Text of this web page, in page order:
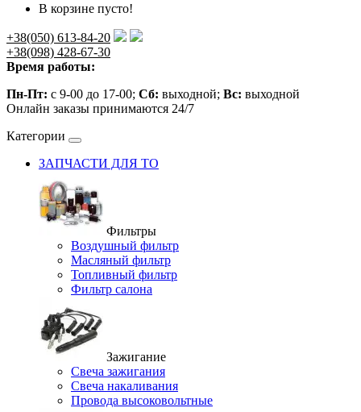
В корзине пусто!
+38(050) 613-84-20
+38(098) 428-67-30
Время работы:
Пн-Пт: с 9-00 до 17-00; Сб: выходной; Вс: выходной
Онлайн заказы принимаются 24/7
Категории
ЗАПЧАСТИ ДЛЯ ТО
Фильтры
Воздушный фильтр
Масляный фильтр
Топливный фильтр
Фильтр салона
Зажигание
Свеча зажигания
Свеча накаливания
Провода высоковольтные